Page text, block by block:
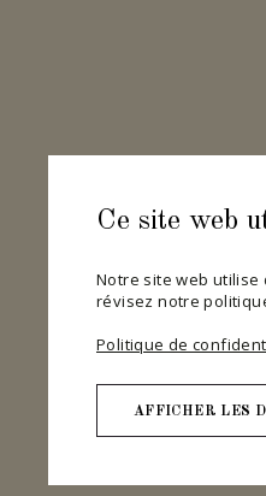
Ce site web
Notre site web utilise
révisez notre
Politique de
AFFICHER LES